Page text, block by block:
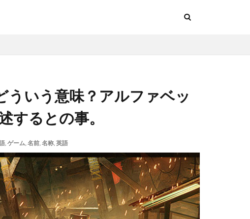
ういう意味？アルファベッ
するとの事。
, ゲーム, 名前, 名称, 英語